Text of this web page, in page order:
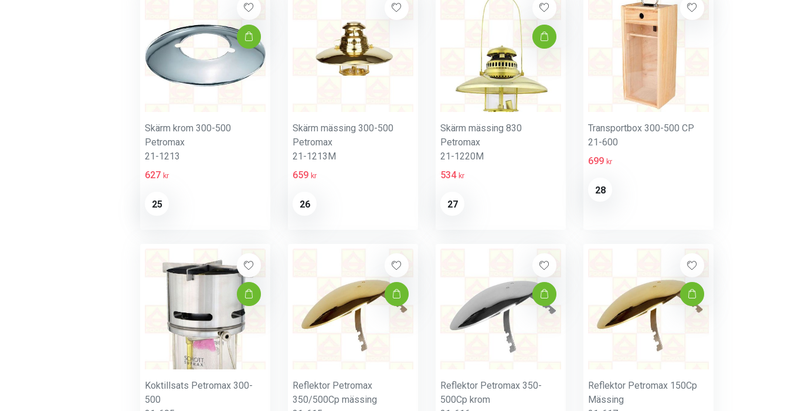
Skärm krom 300-500
Petromax
21-1213
627 kr
25
Skärm mässing 300-500
Petromax
21-1213M
659 kr
26
Skärm mässing 830
Petromax
21-1220M
534 kr
27
Transportbox 300-500 CP
21-600
699 kr
28
Koktillsats Petromax 300-
500
Reflektor Petromax
350/500Cp mässing
Reflektor Petromax 350-
500Cp krom
Reflektor Petromax 150Cp
Mässing